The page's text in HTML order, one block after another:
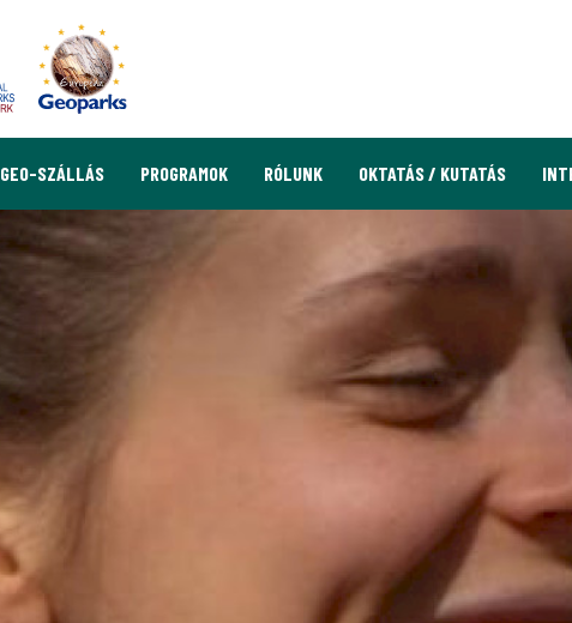
GEO-SZÁLLÁS PROGRAMOK RÓLUNK OKTATÁS / KUTATÁS